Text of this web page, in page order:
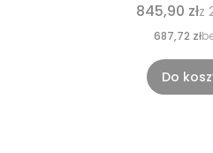
845,90 złz
687,72 zł
Do